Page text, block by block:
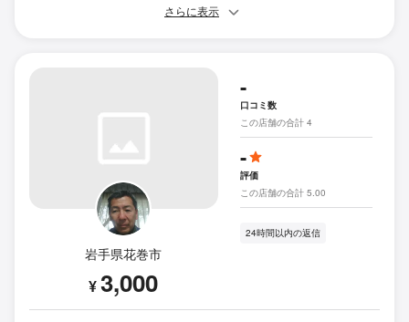
さらに表示
岩手県花巻市
¥3,000
-
口コミ数
この店舗の合計 4
-
評価
この店舗の合計 5.00
24時間以内の返信